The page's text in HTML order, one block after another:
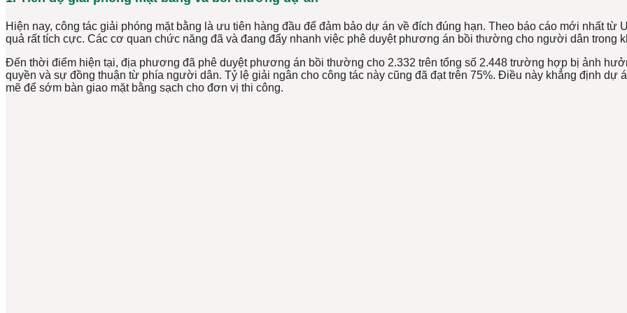
Hiện nay, công tác giải phóng mặt bằng là ưu tiên hàng đầu để đảm bảo dự án về đích đúng hạn. Theo báo cáo mới nhất
quả rất tích cực. Các cơ quan chức năng đã và đang đẩy nhanh việc phê duyệt phương án bồi thường cho người dân trong
Đến thời điểm hiện tại, địa phương đã phê duyệt phương án bồi thường cho 2.332 trên tổng số 2.448 trường hợp bị ảnh
quyền và sự đồng thuận từ phía người dân. Tỷ lệ giải ngân cho công tác này cũng đã đạt trên 75%. Điều này khẳng định dự
mẽ để sớm bàn giao mặt bằng sạch cho đơn vị thi công.